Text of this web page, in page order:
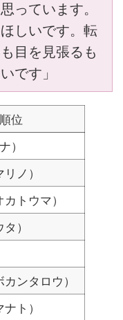
っています。
しいです。転
目を見張るも
です」
位
）
ノ）
トウマ）
）
ンタロウ）
ト）